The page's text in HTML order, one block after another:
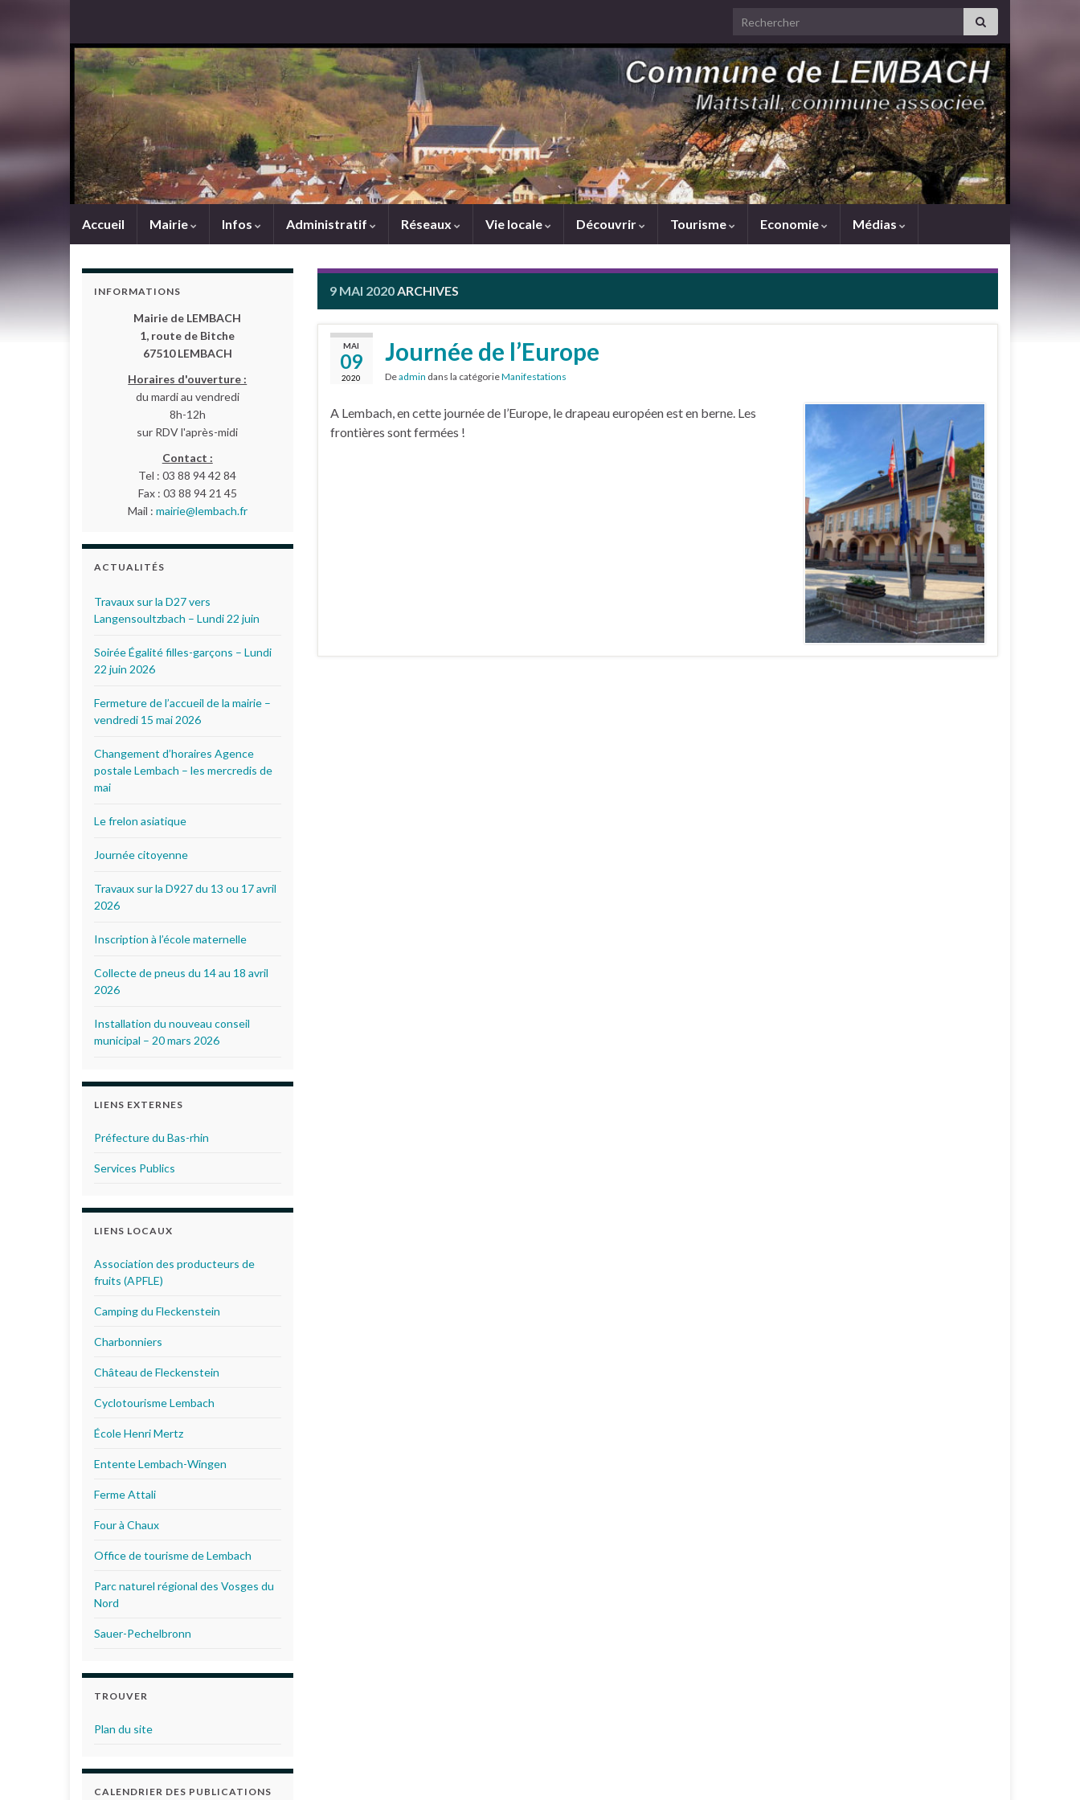
Search for:
Accueil Mairie Infos Administratif Réseaux Vie locale Découvrir Tourisme Economie Médias
9 MAI 2020ARCHIVES
MAI
09
2020
Journée de l’Europe
Deadmin dans la catégorieManifestations
A Lembach, en cette journée de l’Europe, le drapeau européen est en berne. Les
frontières sont fermées !
INFORMATIONS
Mairie de LEMBACH
1, route de Bitche
67510 LEMBACH
Horaires d'ouverture :
du mardi au vendredi
8h-12h
sur RDV l'après-midi
Contact :
Tel : 03 88 94 42 84
Fax : 03 88 94 21 45
Mail : mairie@lembach.fr
ACTUALITÉS
Travaux sur la D27 vers
Langensoultzbach – Lundi 22 juin
Soirée Égalité filles-garçons – Lundi
22 juin 2026
Fermeture de l’accueil de la mairie –
vendredi 15 mai 2026
Changement d’horaires Agence
postale Lembach – les mercredis de
mai
Le frelon asiatique
Journée citoyenne
Travaux sur la D927 du 13 ou 17 avril
2026
Inscription à l’école maternelle
Collecte de pneus du 14 au 18 avril
2026
Installation du nouveau conseil
municipal – 20 mars 2026
LIENS EXTERNES
Préfecture du Bas-rhin
Services Publics
LIENS LOCAUX
Association des producteurs de
fruits (APFLE)
Camping du Fleckenstein
Charbonniers
Château de Fleckenstein
Cyclotourisme Lembach
École Henri Mertz
Entente Lembach-Wingen
Ferme Attali
Four à Chaux
Office de tourisme de Lembach
Parc naturel régional des Vosges du
Nord
Sauer-Pechelbronn
TROUVER
Plan du site
CALENDRIER DES PUBLICATIONS